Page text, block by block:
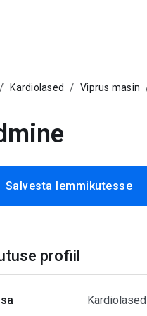
Kardiolased Viprus masin
Salvesta lemmikutesse
profiil
Kardiolased